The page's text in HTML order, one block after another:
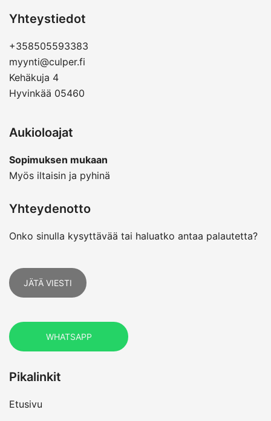
Yhteystiedot
+358505593383
myynti@culper.fi
Kehäkuja 4
Hyvinkää 05460
Aukioloajat
Sopimuksen mukaan
Myös iltaisin ja pyhinä
Yhteydenotto
Onko sinulla kysyttävää tai haluatko antaa palautetta?
JÄTÄ VIESTI
WHATSAPP
Pikalinkit
Etusivu